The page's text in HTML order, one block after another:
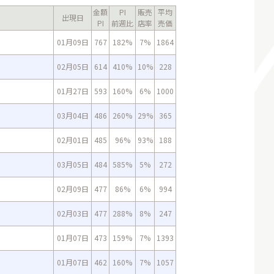
出現日
金額
PI
PI
前週比
販売
店率
平均
売価
01月09日
767 182% 7% 1864
02月05日 614 410% 10% 228
01月27日 593 160% 6% 1000
03月04日 486 260% 29% 365
02月01日 485 96% 93% 188
03月05日 484 585% 5% 272
02月09日 477 86% 6% 994
02月03日 477 288% 8% 247
01月07日 473 159% 7% 1393
01月07日 462 160% 7% 1057